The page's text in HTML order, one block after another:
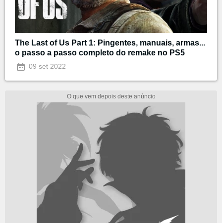
The Last of Us Part 1: Pingentes, manuais, armas...
o passo a passo completo do remake no PS5
09 set 2022